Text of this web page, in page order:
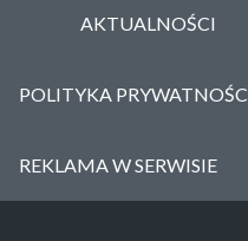
AKTUALNOŚCI
POLITYKA
REKLAMA W SERWISIE